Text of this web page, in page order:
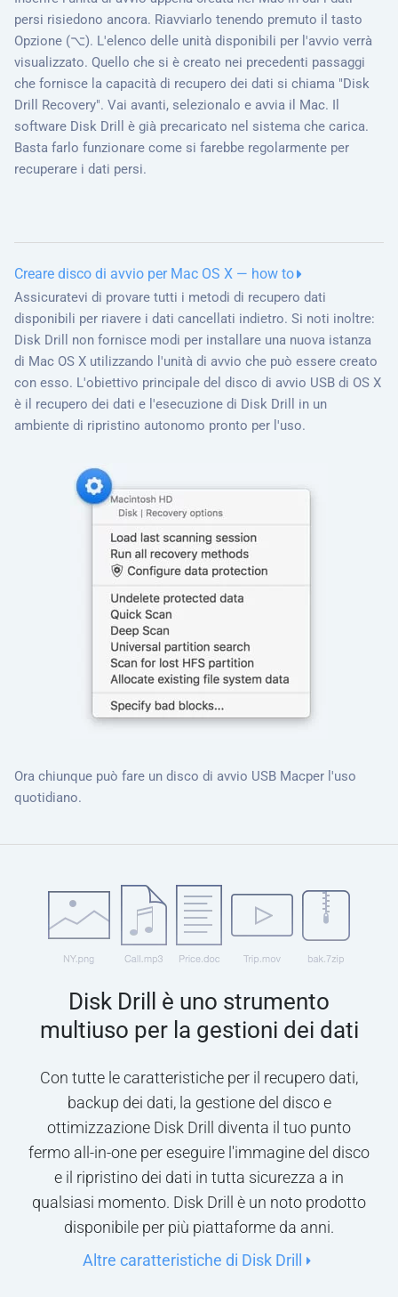
persi risiedono ancora. Riavviarlo tenendo premuto il tasto
Opzione (⌥). L'elenco delle unità disponibili per l'avvio verrà
visualizzato. Quello che si è creato nei precedenti passaggi
che fornisce la capacità di recupero dei dati si chiama "Disk
Drill Recovery". Vai avanti, selezionalo e avvia il Mac. Il
software Disk Drill è già precaricato nel sistema che carica.
Basta farlo funzionare come si farebbe regolarmente per
recuperare i dati persi.
Creare disco di avvio per Mac OS X — how to
Assicuratevi di provare tutti i metodi di recupero dati
disponibili per riavere i dati cancellati indietro. Si noti inoltre:
Disk Drill non fornisce modi per installare una nuova istanza
di Mac OS X utilizzando l'unità di avvio che può essere creato
con esso. L'obiettivo principale del disco di avvio USB di OS X
è il recupero dei dati e l'esecuzione di Disk Drill in un
ambiente di ripristino autonomo pronto per l'uso.
Ora chiunque può fare un disco di avvio USB Macper l'uso
quotidiano.
Disk Drill è uno strumento
multiuso per la gestioni dei dati
Con tutte le caratteristiche per il recupero dati,
backup dei dati, la gestione del disco e
ottimizzazione Disk Drill diventa il tuo punto
fermo all-in-one per eseguire l'immagine del disco
e il ripristino dei dati in tutta sicurezza a in
qualsiasi momento. Disk Drill è un noto prodotto
disponibile per più piattaforme da anni.
Altre caratteristiche di Disk Drill